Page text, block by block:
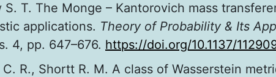
S. T. The Monge – Kantorovich mass
applications. Theory of Probability & Its
4, pp. 647–676. https://doi.org/10.1137/
C. R., Shortt R. M. A class of Wasserstein